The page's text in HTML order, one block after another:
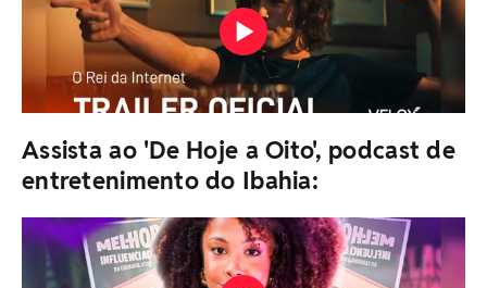
Assista ao 'De Hoje a Oito', podcast de
entretenimento do Ibahia: